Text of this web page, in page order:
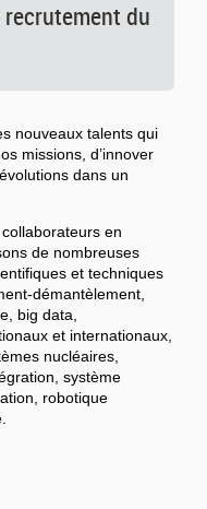
du
nouveaux talents qui
missions, d’innover
dans un
en
de nombreuses
et techniques
démantèlement,
big data,
et internationaux,
nucléaires,
système
robotique